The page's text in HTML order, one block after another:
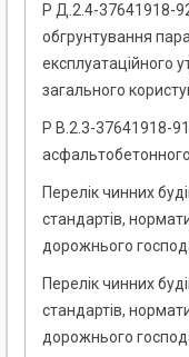
Р Д.2.4-37641918-
обгрунтування
експлуатаційного
загального
Р В.2.3-37641918-
Перелік чинних
стандартів,
дорожнього
Перелік чинних
стандартів,
дорожнього